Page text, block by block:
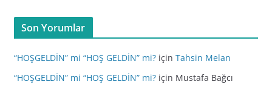
Son Yorumlar
“HOŞGELDİN” mi “HOŞ GELDİN” mi?için Tahsin Melan
“HOŞGELDİN” mi “HOŞ GELDİN” mi?için Mustafa Bağcı